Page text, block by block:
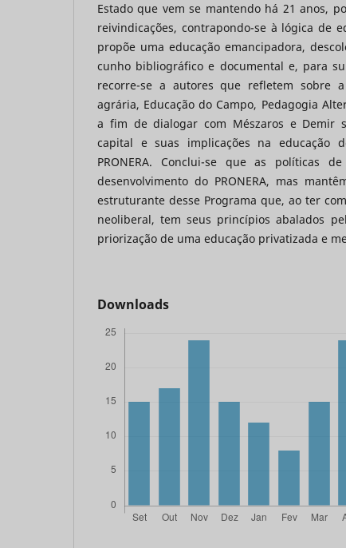
Estado que vem se mantendo há 21 anos,
reivindicações, contrapondo-se à lógica de
propõe uma educação emancipadora,
cunho bibliográfico e documental e, para
recorre-se a autores que refletem sobre
agrária, Educação do Campo, Pedagogia
a fim de dialogar com Mészaros e Demir
capital e suas implicações na educação
PRONERA. Conclui-se que as políticas
desenvolvimento do PRONERA, mas
estruturante desse Programa que, ao ter
neoliberal, tem seus princípios abalados
priorização de uma educação privatizada e
Downloads